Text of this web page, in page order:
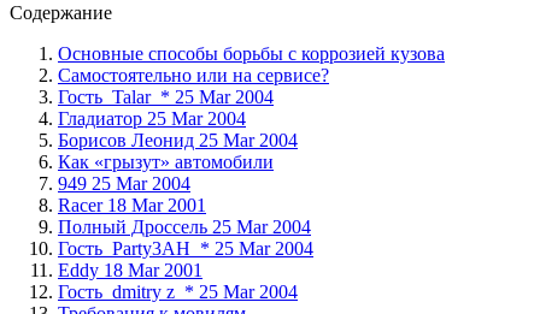
Содержание
Основные способы борьбы с коррозией кузова
Самостоятельно или на сервисе?
Гость_Talar_* 25 Mar 2004
Гладиатор 25 Mar 2004
Борисов Леонид 25 Mar 2004
Как «грызут» автомобили
949 25 Mar 2004
Racer 18 Mar 2001
Полный Дроссель 25 Mar 2004
Гость_Party3AH_* 25 Mar 2004
Eddy 18 Mar 2001
Гость_dmitry z_* 25 Mar 2004